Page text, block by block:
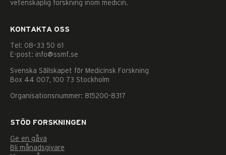
vetenskaplig forskning inom medicin.
KONTAKTA OSS
Tel: 08–33 50 61
E-post: info@ssmf.se
Svenska Sällskapet för Medicinsk Forskning
Box 44 007, 100 73 Stockholm
Organisationsnummer: 815200-8317
STÖD FORSKNINGEN
Ge en gåva
Bli månadsgivare
Nödvändiga